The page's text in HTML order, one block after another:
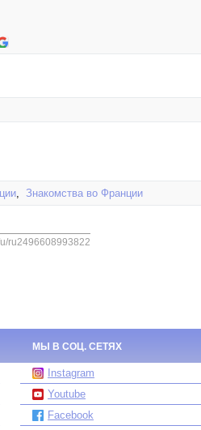
, Знакомства во Франции
ru2496608993822
МЫ В СОЦ. СЕТЯХ
Instagram
Youtube
Facebook